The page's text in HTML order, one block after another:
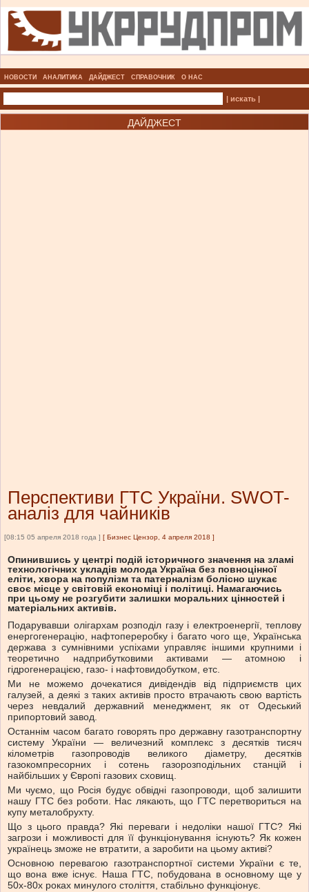
НОВОСТИ АНАЛИТИКА ДАЙДЖЕСТ СПРАВОЧНИК О НАС
| искать |
ДАЙДЖЕСТ
Перспективи ГТС України. SWOT-
аналіз для чайників
[08:15 05 апреля 2018 года ] [ Бизнес Цензор, 4 апреля 2018 ]
Опинившись у центрі подій історичного значення на зламі
технологічних укладів молода Україна без повноцінної
еліти, хвора на популізм та патерналізм болісно шукає
своє місце у світовій економіці і політиці. Намагаючись
при цьому не розгубити залишки моральних цінностей і
матеріальних активів.
Подарувавши олігархам розподіл газу і електроенергії, теплову
енергогенерацію, нафтопереробку і багато чого ще, Українська
держава з сумнівними успіхами управляє іншими крупними і
теоретично надприбутковими активами — атомною і
гідрогенерацією, газо- і нафтовидобутком, етс.
Ми не можемо дочекатися дивідендів від підприємств цих
галузей, а деякі з таких активів просто втрачають свою вартість
через невдалий державний менеджмент, як от Одеський
припортовий завод.
Останнім часом багато говорять про державну газотранспортну
систему України — величезний комплекс з десятків тисяч
кілометрів газопроводів великого діаметру, десятків
газокомпресорних і сотень газорозподільних станцій і
найбільших у Європі газових сховищ.
Ми чуємо, що Росія будує обвідні газопроводи, щоб залишити
нашу ГТС без роботи. Нас лякають, що ГТС перетвориться на
купу металобрухту.
Що з цього правда? Які переваги і недоліки нашої ГТС? Які
загрози і можливості для її функціонування існують? Як кожен
українець зможе не втратити, а заробити на цьому активі?
Основною перевагою газотранспортної системи України є те,
що вона вже існує. Наша ГТС, побудована в основному ще у
50х-80х роках минулого століття, стабільно функціонує.